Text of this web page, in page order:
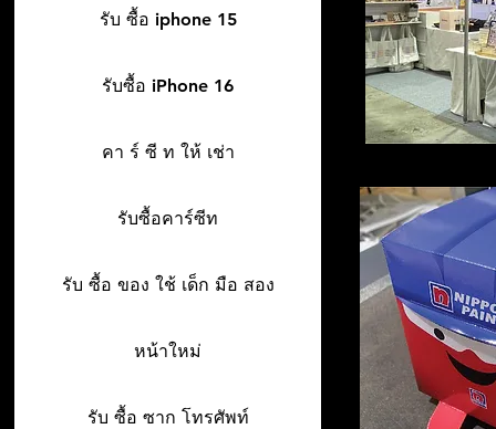
รับ ซื้อ iphone 15
รับซื้อ iPhone 16
คา ร์ ซี ท ให้ เช่า
รับซื้อคาร์ซีท
รับ ซื้อ ของ ใช้ เด็ก มือ สอง
หน้าใหม่
รับ ซื้อ ซาก โทรศัพท์